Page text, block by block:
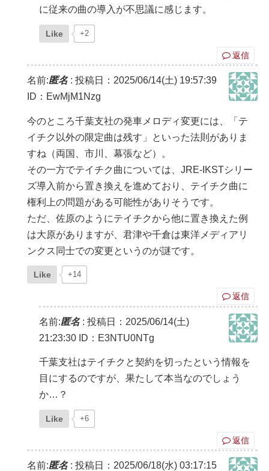
に従来の曲の導入が不思議に感じます。
Like +2
返信
名前:匿名: 投稿日：2025/06/14(土) 19:57:39
ID：EwMjM1Nzg
今のところ千葉支社の発車メロディ変更には、「テ
イチク以外の限定曲は残す」といった法則がありま
すね（両国、市川、幕張など）。
その一方でテイチク曲については、JRE-IKSTシリー
ズ導入前から置き換えを進めており、テイチク曲に
権利上の問題がある可能性がありそうです。
ただ、佐原のようにテイチクから他に置き換えた例
は大原がありますが、君津や千倉は東洋メディアリ
ンクス同士での変更というのが謎です。
Like +14
返信
名前:匿名: 投稿日：2025/06/14(土)
21:23:30 ID：E3NTU0NTg
千葉支社はテイチクと契約を切ったという情報を
目にするのですが、果たして本当なのでしょう
か…？
Like +6
返信
名前:匿名: 投稿日：2025/06/18(水) 03:17:15